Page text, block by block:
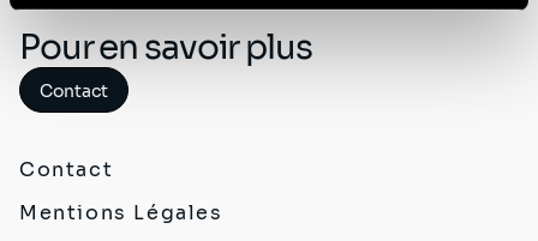
personnel.
Pour en savoir plus
Contact
Contact
Mentions Légales